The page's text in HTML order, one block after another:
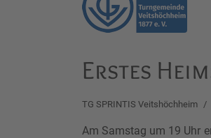
Erstes
TG SPRINTIS Veitshöchheim
Am Samstag um 19 Uhr